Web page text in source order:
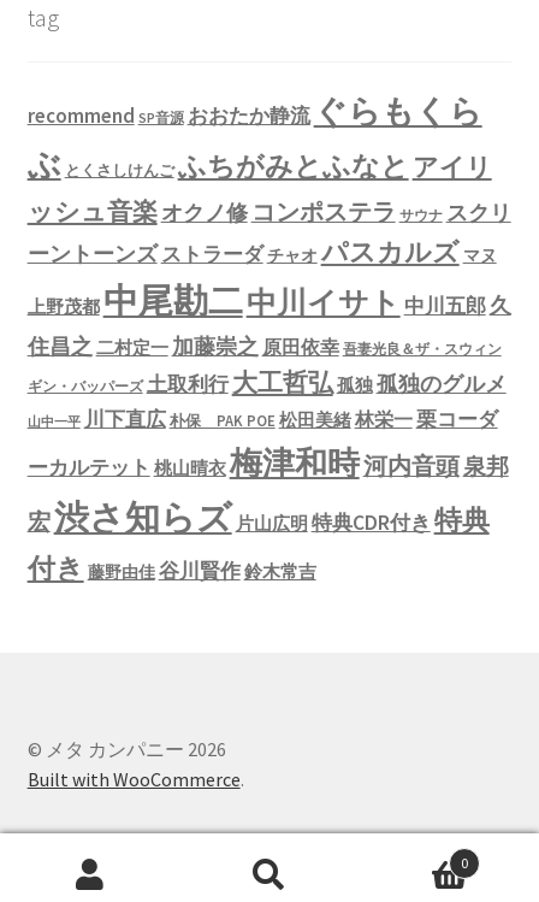
tag
recommend SP音源 おおたか静流 ぐらもくら
ぶ とくさしけんご ふちがみとふなと アイリ
ッシュ音楽オクノ修 コンポステラ サウナ スクリ
ーントーンズストラーダチャオ パスカルズ マヌ
上野茂都 中尾勘二中川イサト 中川五郎久
住昌之 二村定一 加藤崇之 原田依幸 吾妻光良＆ザ・スウィン
ギン・バッパーズ 土取利行大工哲弘孤独孤独のグルメ
山中一平 川下直広 朴保 PAK POE 松田美緒林栄一栗コーダ
ーカルテット 桃山晴衣梅津和時河内音頭泉邦
宏渋さ知らズ 片山広明 特典CDR付き 特典
付き 藤野由佳谷川賢作鈴木常吉
© メタ カンパニー 2026
Built with WooCommerce.
0